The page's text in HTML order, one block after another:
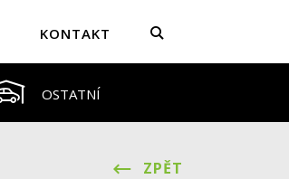
KONTAKT
OSTATNÍ
ZPĚT